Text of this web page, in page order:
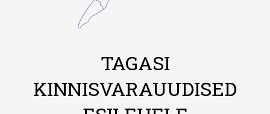
TAGASI
KINNISVARAUUDISED